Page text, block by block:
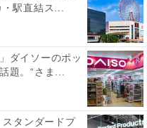
駅直結ス...
ダイソーのポッ
題。“さま...
スタンダードプ